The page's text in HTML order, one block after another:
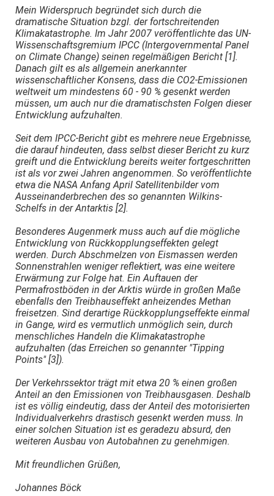
Mein Widerspruch begründet sich durch die
dramatische Situation bzgl. der fortschreitenden
Klimakatastrophe. Im Jahr 2007 veröffentlichte das UN-
Wissenschaftsgremium IPCC (Intergovernmental Panel
on Climate Change) seinen regelmäßigen Bericht [1].
Danach gilt es als allgemein anerkannter
wissenschaftlicher Konsens, dass die CO2-Emissionen
weltweit um mindestens 60 - 90 % gesenkt werden
müssen, um auch nur die dramatischsten Folgen dieser
Entwicklung aufzuhalten.
Seit dem IPCC-Bericht gibt es mehrere neue Ergebnisse,
die darauf hindeuten, dass selbst dieser Bericht zu kurz
greift und die Entwicklung bereits weiter fortgeschritten
ist als vor zwei Jahren angenommen. So veröffentlichte
etwa die NASA Anfang April Satellitenbilder vom
Ausseinanderbrechen des so genannten Wilkins-
Schelfs in der Antarktis [2].
Besonderes Augenmerk muss auch auf die mögliche
Entwicklung von Rückkopplungseffekten gelegt
werden. Durch Abschmelzen von Eismassen werden
Sonnenstrahlen weniger reflektiert, was eine weitere
Erwärmung zur Folge hat. Ein Auftauen der
Permafrostböden in der Arktis würde in großen Maße
ebenfalls den Treibhauseffekt anheizendes Methan
freisetzen. Sind derartige Rückkopplungseffekte einmal
in Gange, wird es vermutlich unmöglich sein, durch
menschliches Handeln die Klimakatastrophe
aufzuhalten (das Erreichen so genannter "Tipping
Points" [3]).
Der Verkehrssektor trägt mit etwa 20 % einen großen
Anteil an den Emissionen von Treibhausgasen. Deshalb
ist es völlig eindeutig, dass der Anteil des motorisierten
Individualverkehrs drastisch gesenkt werden muss. In
einer solchen Situation ist es geradezu absurd, den
weiteren Ausbau von Autobahnen zu genehmigen.
Mit freundlichen Grüßen,
Johannes Böck